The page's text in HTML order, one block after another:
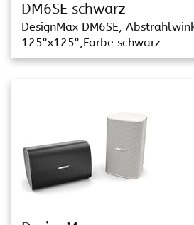
DM6SE schwarz
DesignMax DM6SE,
125°x125°,Farbe schwarz